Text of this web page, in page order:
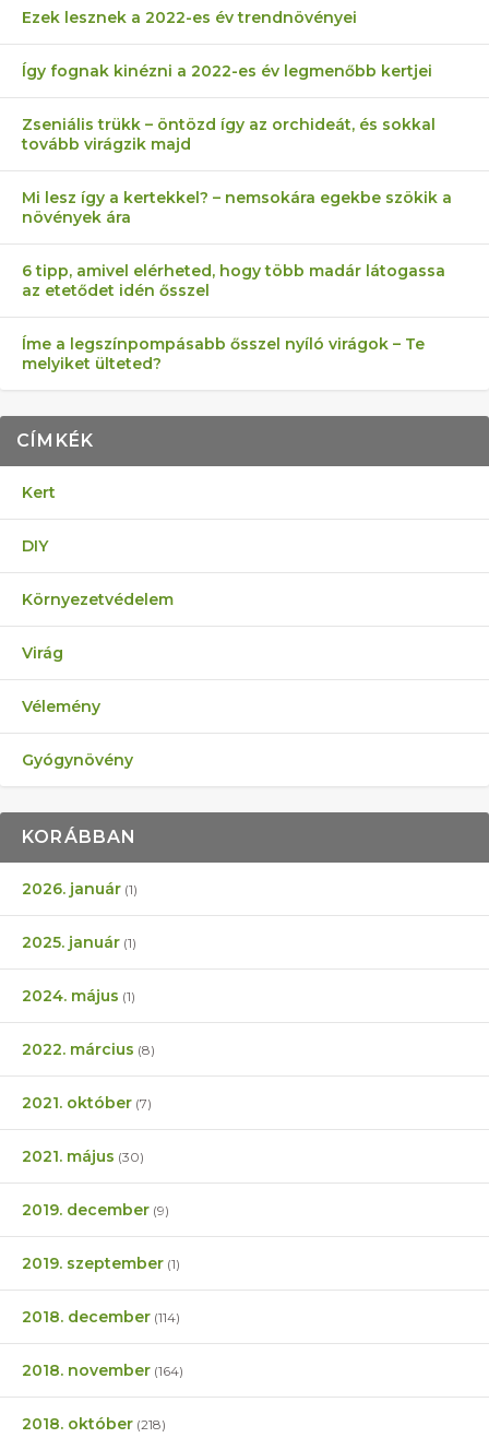
Ezek lesznek a 2022-es év trendnövényei
Így fognak kinézni a 2022-es év legmenőbb kertjei
Zseniális trükk – öntözd így az orchideát, és sokkal
tovább virágzik majd
Mi lesz így a kertekkel? – nemsokára egekbe szökik a
növények ára
6 tipp, amivel elérheted, hogy több madár látogassa
az etetődet idén ősszel
Íme a legszínpompásabb ősszel nyíló virágok – Te
melyiket ülteted?
CÍMKÉK
Kert
DIY
Környezetvédelem
Virág
Vélemény
Gyógynövény
KORÁBBAN
2026. január (1)
2025. január (1)
2024. május (1)
2022. március (8)
2021. október (7)
2021. május (30)
2019. december (9)
2019. szeptember (1)
2018. december (114)
2018. november (164)
2018. október (218)